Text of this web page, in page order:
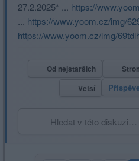
27.2.2025* ... https://
... https://www.yoom.cz/img/
https://www.yoom.cz/img/
Od nejstarších
Větší